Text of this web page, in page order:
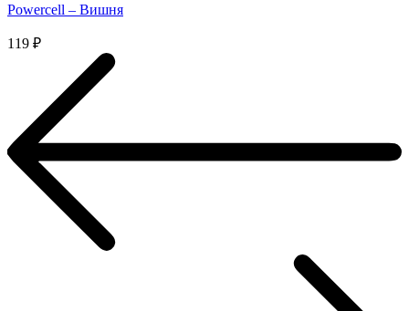
Powercell – Вишня
119 ₽